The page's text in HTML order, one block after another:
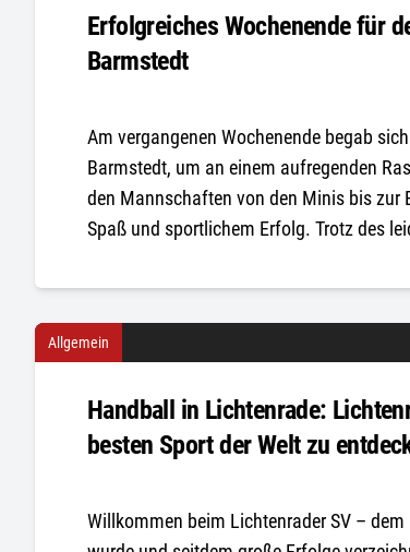
Erfolgreiches Wochenende für
Barmstedt
Am vergangenen Wochenende begab
Barmstedt, um an einem aufregenden
den Mannschaften von den Minis bis zur
Spaß und sportlichem Erfolg. Trotz des
Allgemein
Handball in Lichtenrade:
besten Sport der Welt zu
Willkommen beim Lichtenrader SV –